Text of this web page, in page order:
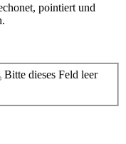
pointiert und
Bitte dieses Feld leer